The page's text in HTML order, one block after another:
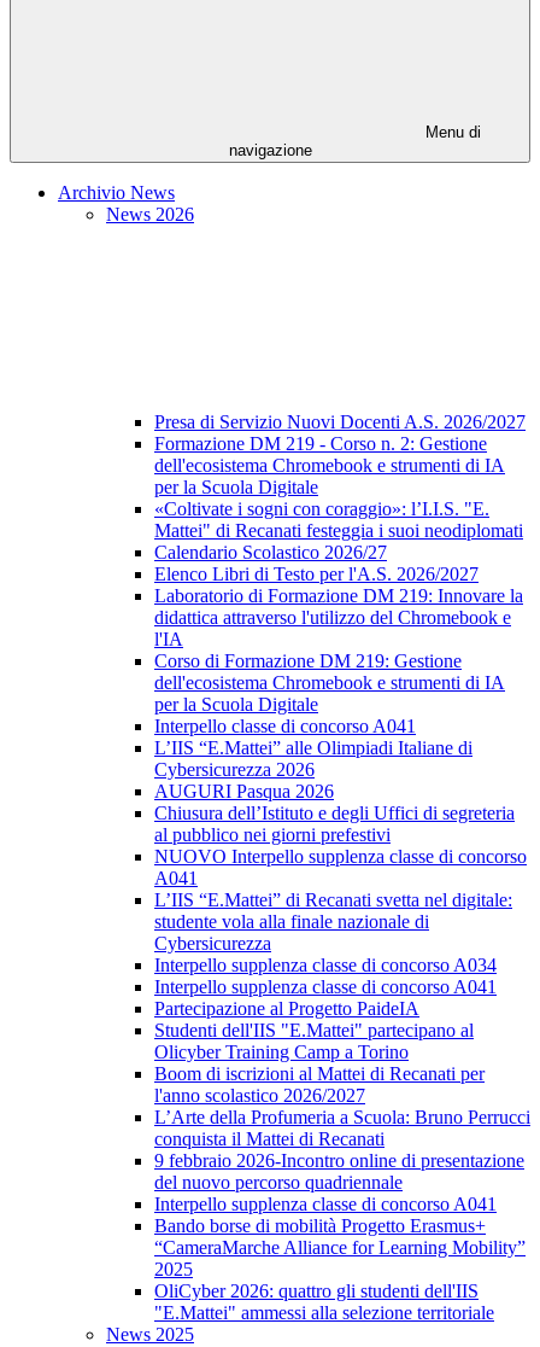
Menu di
navigazione
Archivio News
News 2026
Presa di Servizio Nuovi Docenti A.S. 2026/2027
Formazione DM 219 - Corso n. 2: Gestione
dell'ecosistema Chromebook e strumenti di IA
per la Scuola Digitale
«Coltivate i sogni con coraggio»: l’I.I.S. "E.
Mattei" di Recanati festeggia i suoi neodiplomati
Calendario Scolastico 2026/27
Elenco Libri di Testo per l'A.S. 2026/2027
Laboratorio di Formazione DM 219: Innovare la
didattica attraverso l'utilizzo del Chromebook e
l'IA
Corso di Formazione DM 219: Gestione
dell'ecosistema Chromebook e strumenti di IA
per la Scuola Digitale
Interpello classe di concorso A041
L’IIS “E.Mattei” alle Olimpiadi Italiane di
Cybersicurezza 2026
AUGURI Pasqua 2026
Chiusura dell’Istituto e degli Uffici di segreteria
al pubblico nei giorni prefestivi
NUOVO Interpello supplenza classe di concorso
A041
L’IIS “E.Mattei” di Recanati svetta nel digitale:
studente vola alla finale nazionale di
Cybersicurezza
Interpello supplenza classe di concorso A034
Interpello supplenza classe di concorso A041
Partecipazione al Progetto PaideIA
Studenti dell'IIS "E.Mattei" partecipano al
Olicyber Training Camp a Torino
Boom di iscrizioni al Mattei di Recanati per
l'anno scolastico 2026/2027
L’Arte della Profumeria a Scuola: Bruno Perrucci
conquista il Mattei di Recanati
9 febbraio 2026-Incontro online di presentazione
del nuovo percorso quadriennale
Interpello supplenza classe di concorso A041
Bando borse di mobilità Progetto Erasmus+
“CameraMarche Alliance for Learning Mobility”
2025
OliCyber 2026: quattro gli studenti dell'IIS
"E.Mattei" ammessi alla selezione territoriale
News 2025